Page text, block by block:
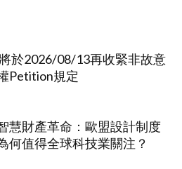
於2026/08/13再收緊非故意
Petition規定
慧財產革命：歐盟設計制度
何值得全球科技業關注？